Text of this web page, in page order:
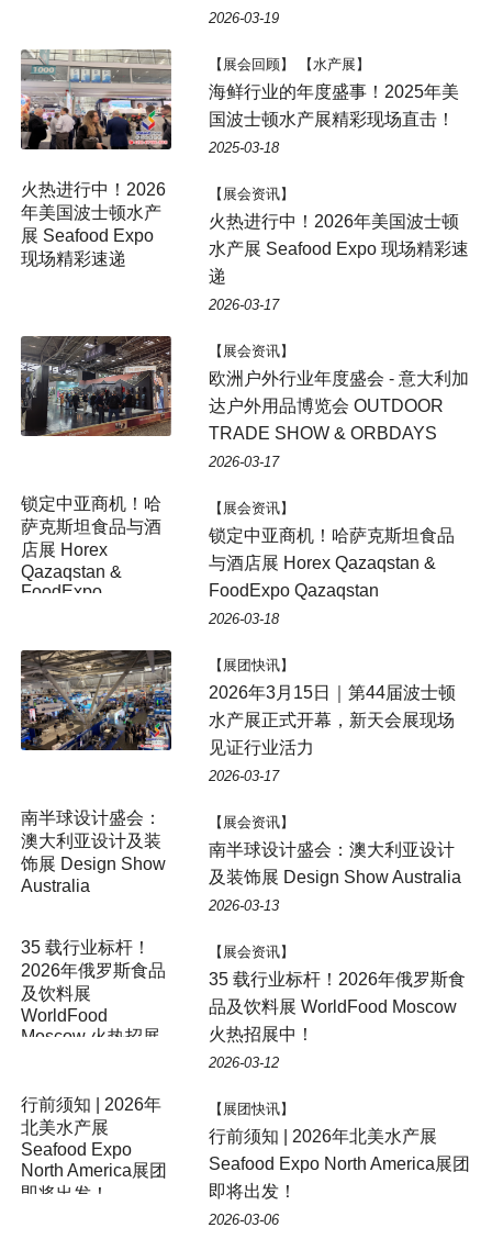
2026-03-19
【展会回顾】 【水产展】
海鲜行业的年度盛事！2025年美
国波士顿水产展精彩现场直击！
2025-03-18
火热进行中！2026
年美国波士顿水产
展 Seafood Expo
现场精彩速递
【展会资讯】
火热进行中！2026年美国波士顿
水产展 Seafood Expo 现场精彩速
递
2026-03-17
【展会资讯】
欧洲户外行业年度盛会 - 意大利加
达户外用品博览会 OUTDOOR
TRADE SHOW & ORBDAYS
2026-03-17
锁定中亚商机！哈
萨克斯坦食品与酒
店展 Horex
Qazaqstan &
FoodExpo
【展会资讯】
锁定中亚商机！哈萨克斯坦食品
与酒店展 Horex Qazaqstan &
FoodExpo Qazaqstan
2026-03-18
【展团快讯】
2026年3月15日｜第44届波士顿
水产展正式开幕，新天会展现场
见证行业活力
2026-03-17
南半球设计盛会：
澳大利亚设计及装
饰展 Design Show
Australia
【展会资讯】
南半球设计盛会：澳大利亚设计
及装饰展 Design Show Australia
2026-03-13
35 载行业标杆！
2026年俄罗斯食品
及饮料展
WorldFood
Moscow 火热招展
【展会资讯】
35 载行业标杆！2026年俄罗斯食
品及饮料展 WorldFood Moscow
火热招展中！
2026-03-12
行前须知 | 2026年
北美水产展
Seafood Expo
North America展团
即将出发！
【展团快讯】
行前须知 | 2026年北美水产展
Seafood Expo North America展团
即将出发！
2026-03-06